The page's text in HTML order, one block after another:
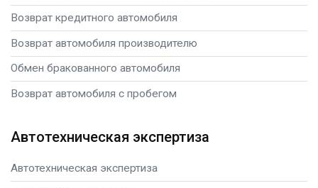
Возврат кредитного автомобиля
Возврат автомобиля производителю
Обмен бракованного автомобиля
Возврат автомобиля с пробегом
Автотехническая экспертиза
Автотехническая экспертиза